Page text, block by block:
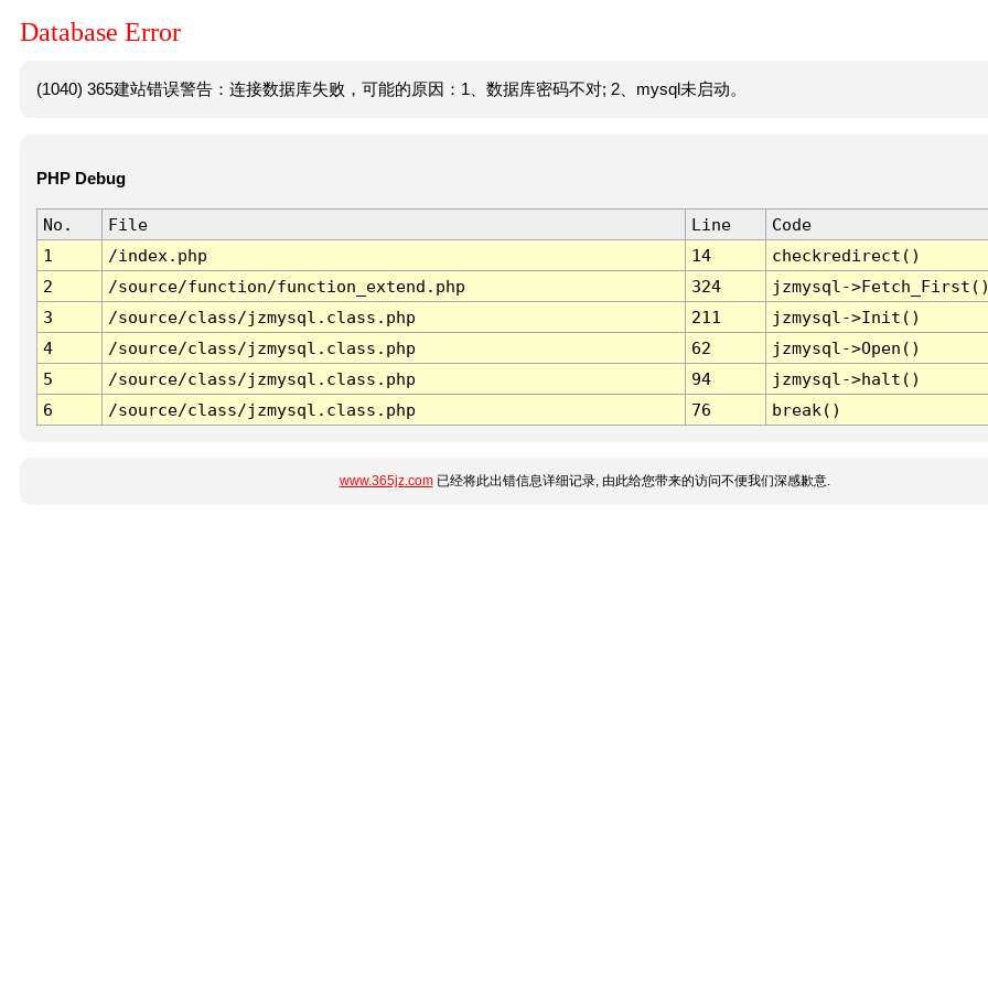
Database Error
(1040) 365建站错误警告：连接数据库失败，可能的原因：1、数据库密码不对; 2、mysql未启动。
PHP Debug
No. File Line
Code
1
/index.php 14
checkredirect()
2
/source/function/function_extend.php 324
jzmysql-
3
/source/class/jzmysql.class.php 211
jzmysql->Init()
4
/source/class/jzmysql.class.php 62
jzmysql->Open()
5
/source/class/jzmysql.class.php 94
jzmysql->halt()
6
/source/class/jzmysql.class.php 76 break()
www.365jz.com已经将此出错信息详细记录, 由此给您带来的访问不便我们深感歉意.